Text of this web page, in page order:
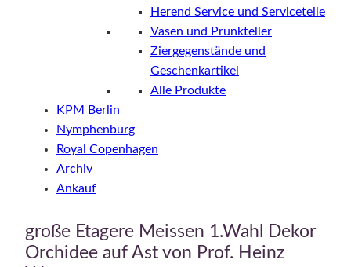
Herend Service und Serviceteile
Vasen und Prunkteller
Ziergegenstände und
Geschenkartikel
Alle Produkte
KPM Berlin
Nymphenburg
Royal Copenhagen
Archiv
Ankauf
große Etagere Meissen 1.Wahl Dekor
Orchidee auf Ast von Prof. Heinz